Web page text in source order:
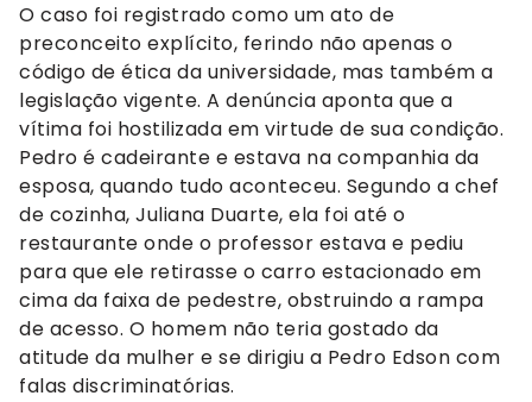
O caso foi registrado como um ato de
preconceito explícito, ferindo não apenas o
código de ética da universidade, mas também a
legislação vigente. A denúncia aponta que a
vítima foi hostilizada em virtude de sua condição.
Pedro é cadeirante e estava na companhia da
esposa, quando tudo aconteceu. Segundo a chef
de cozinha, Juliana Duarte, ela foi até o
restaurante onde o professor estava e pediu
para que ele retirasse o carro estacionado em
cima da faixa de pedestre, obstruindo a rampa
de acesso. O homem não teria gostado da
atitude da mulher e se dirigiu a Pedro Edson com
falas discriminatórias.